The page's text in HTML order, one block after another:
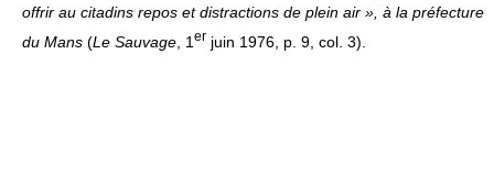
offrir au citadins repos et distractions de plein air », à la préfecture
du Mans (Le Sauvage , 1 er juin 1976, p. 9, col. 3).